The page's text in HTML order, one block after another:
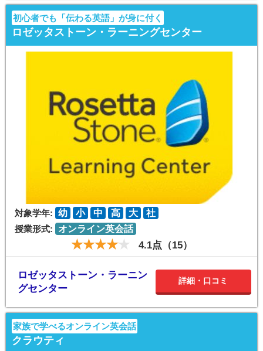
初心者でも「伝わる英語」が身に付く
ロゼッタストーン・ラーニングセンター
対象学年: 幼 小 中 高 大
社
授業形式:
オンライン英会話
4.1点（15）
ロゼッタストーン・ラーニン
グセンター
詳細・口コミ
家族で学べるオンライン英会話
クラウティ